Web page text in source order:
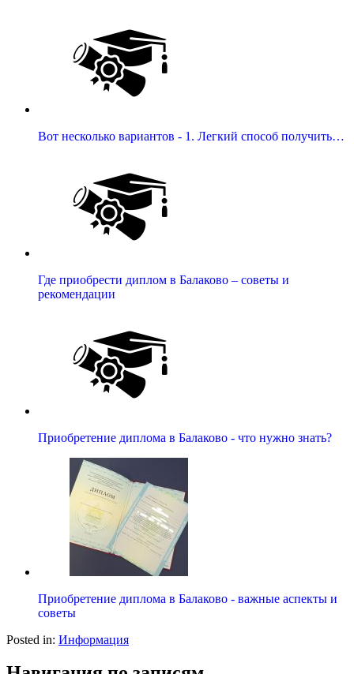
Вот несколько вариантов - 1. Легкий способ получить…
Где приобрести диплом в Балаково – советы и
рекомендации
Приобретение диплома в Балаково - что нужно знать?
Приобретение диплома в Балаково - важные аспекты и
советы
Posted in: Информация